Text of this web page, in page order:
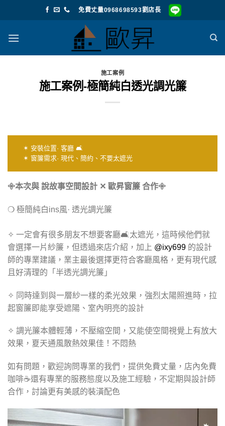
to
免費丈量0968698593劉店長
施工案例
施工案例-極簡純白透光調光簾
✶ 安裝位置· 客廳 🛋️
✶ 窗簾需求· 現代、簡約、不要太遮光
𖧷本次與 說故事空間設計 ✕ 歐昇窗簾 合作𖧷
❍ 極簡純白ins風· 透光調光簾
✧ 一定會有很多朋友不想要客廳🛋️太遮光，這時候他們就
會選擇一片紗簾，但透過來店介紹，加上 @ixy699 的設計
師的專業建議，業主最後選擇更符合客廳風格，更有現代感
且好清理的「半透光調光簾」
✧ 同時達到與一層紗一樣的柔光效果，強烈太陽照進時，拉
起窗簾即能享受遮陽、室內明亮的設計
✧ 調光簾本體輕薄，不壓縮空間，又能使空間視覺上有放大
效果，夏天通風散熱效果佳！不悶熱
如有問題，歡迎詢問專業的我們，提供免費丈量，店內免費
咖啡☕️還有專業的服務態度以及施工經驗，不定期與設計師
合作，討論更有美感的裝潢配色